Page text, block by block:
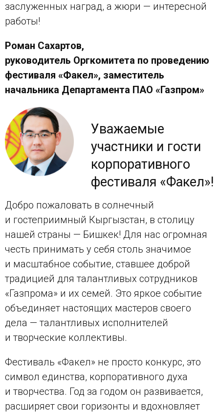
заслуженных наград, а жюри — интересной
работы!
Роман Сахартов,
руководитель Оргкомитета по проведению
фестиваля «Факел», заместитель
начальника Департамента ПАО «Газпром»
Уважаемые
участники и гости
корпоративного
фестиваля «Факел»!
Добро пожаловать в солнечный
и гостеприимный Кыргызстан, в столицу
нашей страны — Бишкек! Для нас огромная
честь принимать у себя столь значимое
и масштабное событие, ставшее доброй
традицией для талантливых сотрудников
«Газпрома» и их семей. Это яркое событие
объединяет настоящих мастеров своего
дела — талантливых исполнителей
и творческие коллективы.
Фестиваль «Факел» не просто конкурс, это
символ единства, корпоративного духа
и творчества. Год за годом он развивается,
расширяет свои горизонты и вдохновляет